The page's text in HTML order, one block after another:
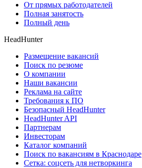
От прямых работодателей
Полная занятость
Полный день
HeadHunter
Размещение вакансий
Поиск по резюме
О компании
Наши вакансии
Реклама на сайте
Требования к ПО
Безопасный HeadHunter
HeadHunter API
Партнерам
Инвесторам
Каталог компаний
Поиск по вакансиям в Краснодаре
Сетка: соцсеть для нетворкинга